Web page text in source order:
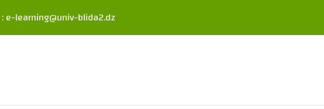
:e-learning@univ-blida2.dz